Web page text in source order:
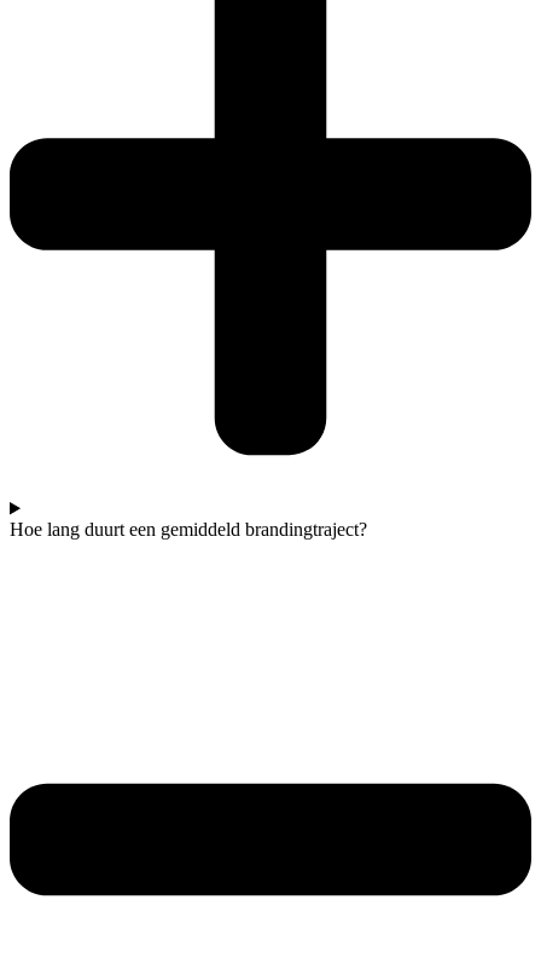
Hoe lang duurt een gemiddeld brandingtraject?